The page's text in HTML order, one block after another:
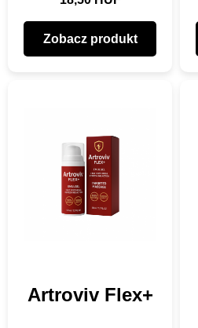
Zobacz produkt
Artroviv Flex+